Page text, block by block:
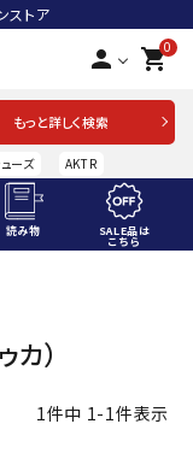
ストア
person 0
shopping_cart
もっと詳しく検索
ーズ AKTR
読み物 SALE品は
こちら
）
1件中 1-1件表示